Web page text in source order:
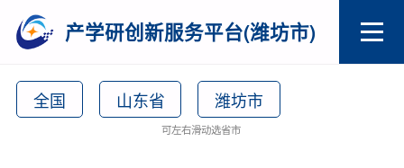
产学研创新服务平台(潍坊市)
全国 山东省 潍坊市
可左右滑动选省市